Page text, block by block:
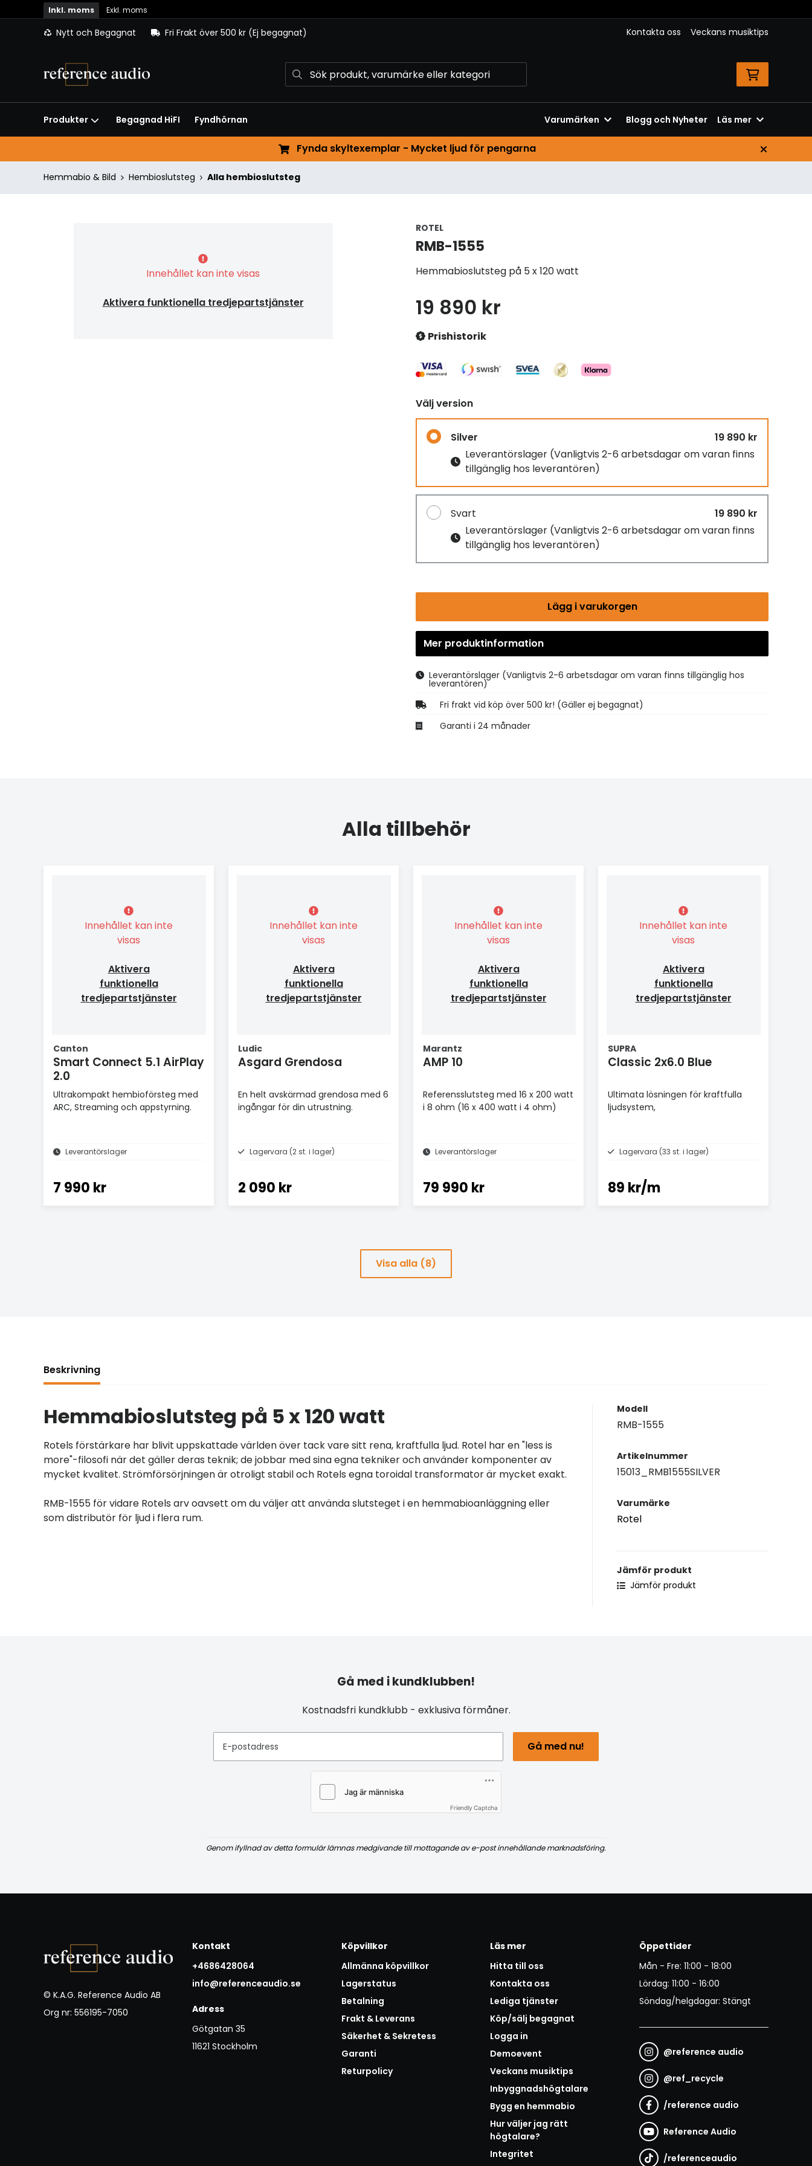
Inkl. moms Exkl. moms
Nytt och Begagnat Fri Frakt över 500 kr (Ej begagnat) Kontakta oss Veckans musiktips
Produkter Begagnad HiFI Fyndhörnan Varumärken Blogg och Nyheter Läs mer
Fynda skyltexemplar - Mycket ljud för pengarna
Hemmabio & Bild Hembioslutsteg Alla hembioslutsteg
Innehållet kan inte visas
Aktivera funktionella tredjepartstjänster
ROTEL
RMB-1555
Hemmabioslutsteg på 5 x 120 watt
19 890 kr
Prishistorik
Välj version
Silver
19 890 kr
Leverantörslager (Vanligtvis 2-6 arbetsdagar om varan finns
tillgänglig hos leverantören)
Svart
19 890 kr
Leverantörslager (Vanligtvis 2-6 arbetsdagar om varan finns
tillgänglig hos leverantören)
Lägg i varukorgen
Mer produktinformation
Leverantörslager (Vanligtvis 2-6 arbetsdagar om varan finns tillgänglig hos
leverantören)
Fri frakt vid köp över 500 kr! (Gäller ej begagnat)
Garanti i 24 månader
Alla tillbehör
Innehållet kan inte
visas
Aktivera
funktionella
tredjepartstjänster
Canton
Smart Connect 5.1 AirPlay
2.0
Ultrakompakt hembioförsteg med
ARC, Streaming och appstyrning.
Leverantörslager
7 990 kr
Innehållet kan inte
visas
Aktivera
funktionella
tredjepartstjänster
Ludic
Asgard Grendosa
En helt avskärmad grendosa med 6
ingångar för din utrustning.
Lagervara (2 st. i lager)
2 090 kr
Innehållet kan inte
visas
Aktivera
funktionella
tredjepartstjänster
Marantz
AMP 10
Referensslutsteg med 16 x 200 watt
i 8 ohm (16 x 400 watt i 4 ohm)
Leverantörslager
79 990 kr
Innehållet kan inte
visas
Aktivera
funktionella
tredjepartstjänster
SUPRA
Classic 2x6.0 Blue
Ultimata lösningen för kraftfulla
ljudsystem,
Lagervara (33 st. i lager)
89 kr/m
Visa alla (8)
Beskrivning
Hemmabioslutsteg på 5 x 120 watt
Rotels förstärkare har blivit uppskattade världen över tack vare sitt rena, kraftfulla ljud. Rotel har en "less is
more"-filosofi när det gäller deras teknik; de jobbar med sina egna tekniker och använder komponenter av
mycket kvalitet. Strömförsörjningen är otroligt stabil och Rotels egna toroidal transformator är mycket exakt.
RMB-1555 för vidare Rotels arv oavsett om du väljer att använda slutsteget i en hemmabioanläggning eller
som distributör för ljud i flera rum.
Modell
RMB-1555
Artikelnummer
15013_RMB1555SILVER
Varumärke
Rotel
Jämför produkt
Jämför produkt
Gå med i kundklubben!
Kostnadsfri kundklubb - exklusiva förmåner.
E-postadress Gå med nu!
Friendly Captcha
Genom ifyllnad av detta formulär lämnas medgivande till mottagande av e-post innehållande marknadsföring.
© K.A.G. Reference Audio AB
Org nr: 556195-7050
Kontakt
+4686428064
info@referenceaudio.se
Adress
Götgatan 35
11621 Stockholm
Köpvillkor
Allmänna köpvillkor
Lagerstatus
Betalning
Frakt & Leverans
Säkerhet & Sekretess
Garanti
Returpolicy
Läs mer
Hitta till oss
Kontakta oss
Lediga tjänster
Köp/sälj begagnat
Logga in
Demoevent
Veckans musiktips
Inbyggnadshögtalare
Bygg en hemmabio
Hur väljer jag rätt
högtalare?
Integritet
Öppettider
Mån - Fre: 11:00 - 18:00
Lördag: 11:00 - 16:00
Söndag/helgdagar: Stängt
@reference audio
@ref_recycle
/reference audio
Reference Audio
/referenceaudio